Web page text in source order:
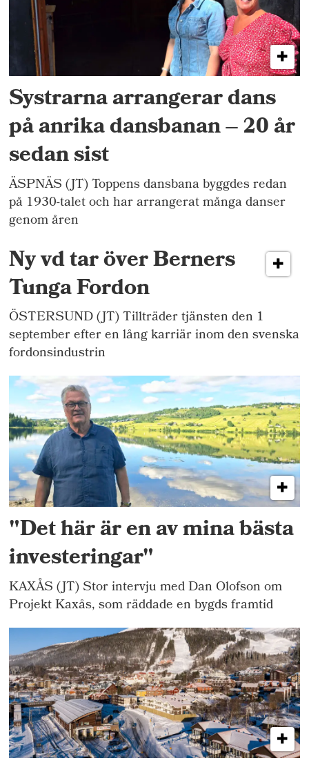
Systrarna arrangerar dans
på anrika dansbanan – 20 år
sedan sist
ÄSPNÄS (JT) Toppens dansbana byggdes redan
på 1930-talet och har arrangerat många danser
genom åren
Ny vd tar över Berners
Tunga Fordon
ÖSTERSUND (JT) Tillträder tjänsten den 1
september efter en lång karriär inom den svenska
fordonsindustrin
"Det här är en av mina bästa
investeringar"
KAXÅS (JT) Stor intervju med Dan Olofson om
Projekt Kaxås, som räddade en bygds framtid